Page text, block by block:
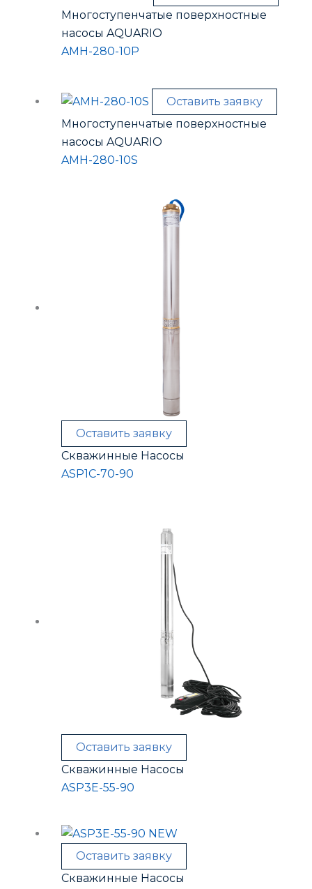
Многоступенчатые поверхностные
насосы AQUARIO
AMH-280-10P
Оставить заявку
Многоступенчатые поверхностные
насосы AQUARIO
AMH-280-10S
Оставить заявку
Скважинные Насосы
ASP1C-70-90
Оставить заявку
Скважинные Насосы
ASP3E-55-90
Оставить заявку
Скважинные Насосы